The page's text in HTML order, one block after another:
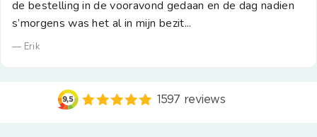
de bestelling in de vooravond gedaan en de dag nadien
s’morgens was het al in mijn bezit...
— Erik